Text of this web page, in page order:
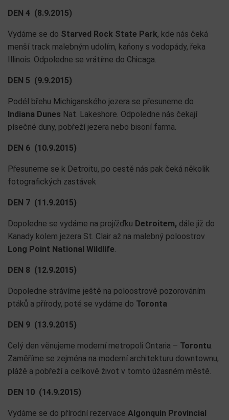
DEN 4 (8.9.2015)
Vydáme se do Starved Rock State Park, kde nás čeká
menší track malebným udolím, kaňony s vodopády, řeka
Illinois. Odpoledne se vrátíme do Chicaga.
DEN 5 (9.9.2015)
Podél břehu Michiganského jezera se přesuneme do
Indiana Dunes Nat. Lakeshore. Odpoledne nás čekají
písečné duny, pobřeží jezera nebo bisoní farma.
DEN 6 (10.9.2015)
Přesuneme se k Detroitu, po cestě nás pak čeká několik
fotografických zastávek
DEN 7 (11.9.2015)
Dopoledne se vydáme na projížďku Detroitem, dále již do
Kanady kolem jezera St. Clair až na malebný poloostrov
Long Point National Wildlife.
DEN 8 (12.9.2015)
Dopoledne strávíme ještě na poloostrově pozorováním
ptáků a přírody, poté se vydáme do Toronta
DEN 9 (13.9.2015)
Celý den věnujeme moderní metropoli Ontaria – Torontu.
Zaměříme se zejména na moderní architekturu downtownu,
plážě a pobřeží a celkově život v tomto úžasném městě.
DEN 10 (14.9.2015)
Vydáme se do přírodní rezervace Algonquin Provincial